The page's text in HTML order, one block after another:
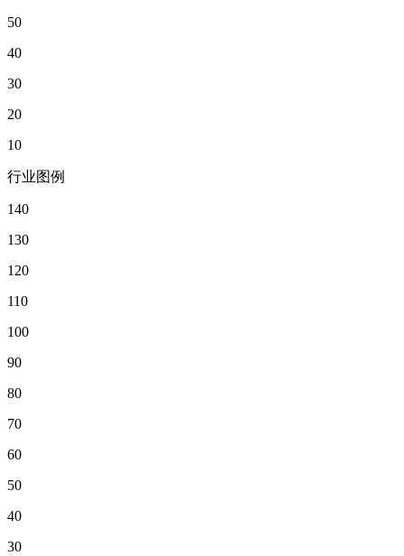
50
40
30
20
10
行业图例
140
130
120
110
100
90
80
70
60
50
40
30